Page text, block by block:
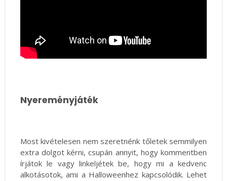
Nyereményjáték
Most kivételesen nem szeretnénk tőletek semmilyen
extra dolgot kérni, csupán annyit, hogy kommentben
írjátok le vagy linkeljétek be, hogy mi a kedvenc
alkotásotok, ami a Halloweenhez kapcsolódik. Lehet